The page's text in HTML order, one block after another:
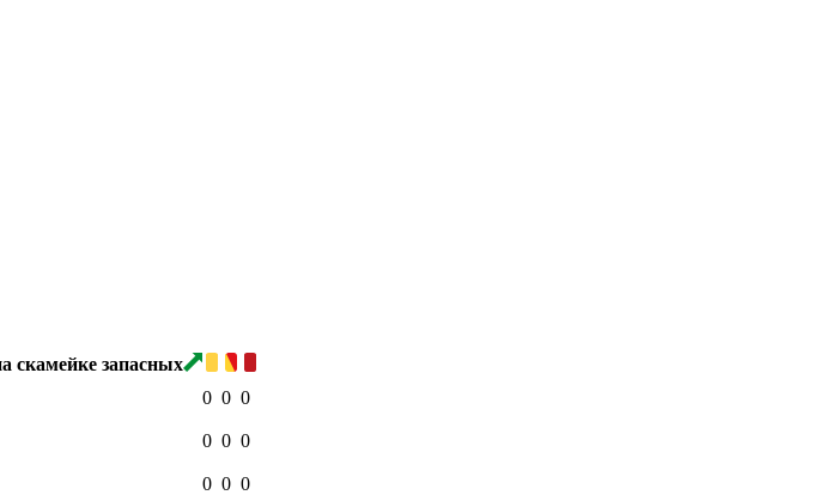
0 0 0
0 0 0
0 0 0